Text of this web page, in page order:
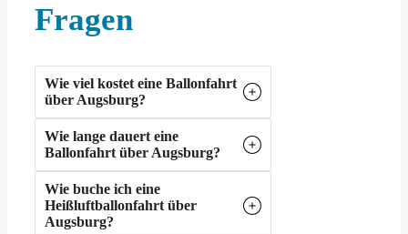
Fragen
Wie viel kostet eine Ballonfahrt
über Augsburg?
Wie lange dauert eine
Ballonfahrt über Augsburg?
Wie buche ich eine
Heißluftballonfahrt über
Augsburg?